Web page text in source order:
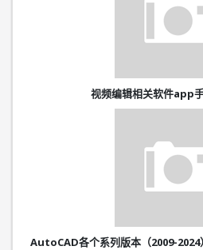
视频编辑相关软件app
AutoCAD各个系列版本（2009-